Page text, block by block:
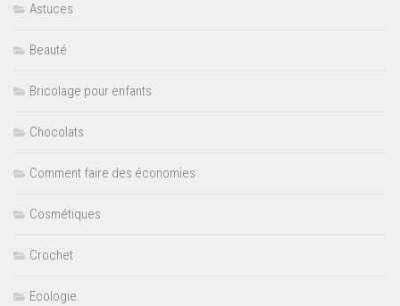
Astuces
Beauté
Bricolage pour enfants
Chocolats
Comment faire des économies
Cosmétiques
Crochet
Ecologie